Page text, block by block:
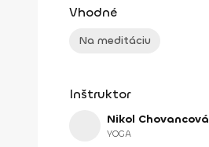
Vhodné
Na meditáciu
Inštruktor
Nikol Chovancová
YOGA